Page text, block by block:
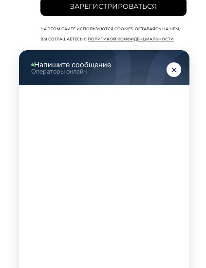
ЗАРЕГИСТРИРОВАТЬСЯ
НА ЭТОМ САЙТЕ ИСПОЛЬЗУЮТСЯ COOKIES. ОСТАВАЯСЬ НА НЕМ,
ВЫ СОГЛАШАЕТЕСЬ С ПОЛИТИКОЙ КОНФИДЕНЦИАЛЬНОСТИ